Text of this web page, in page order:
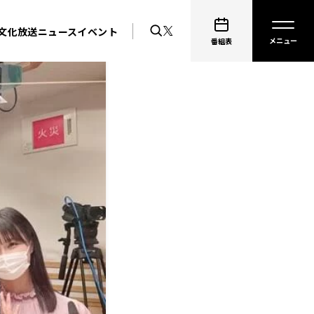
化放送ニュースイベント
番組表